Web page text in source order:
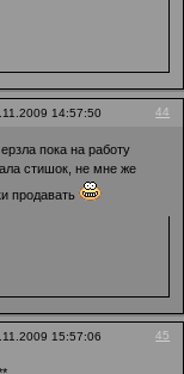
44
14:57:50
пока на работу
стишок, не мне же
продавать
45
15:57:06